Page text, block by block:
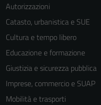
Autorizzazioni
Catasto, urbanistica e SUE
Cultura e tempo libero
Educazione e formazione
Giustizia e sicurezza pubblica
Imprese, commercio e SUAP
Mobilità e trasporti